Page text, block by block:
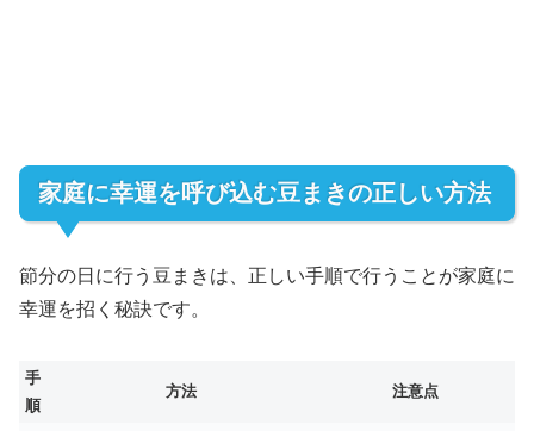
家庭に幸運を呼び込む豆まきの正しい方法
節分の日に行う豆まきは、正しい手順で行うことが家庭に
幸運を招く秘訣です。
手
順
方法 注意点